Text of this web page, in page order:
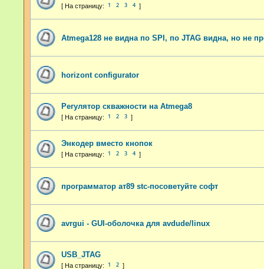
1 2 3 4
Atmega128 не видна по SPI, по JTAG видна, но не
horizont configurator
Регулятор скважности на Atmega8
1 2 3
Энкодер вместо кнопок
1 2 3 4
программатор ат89 stc-посоветуйте софт
avrgui - GUI-оболочка для avdude/linux
USB_JTAG
1 2